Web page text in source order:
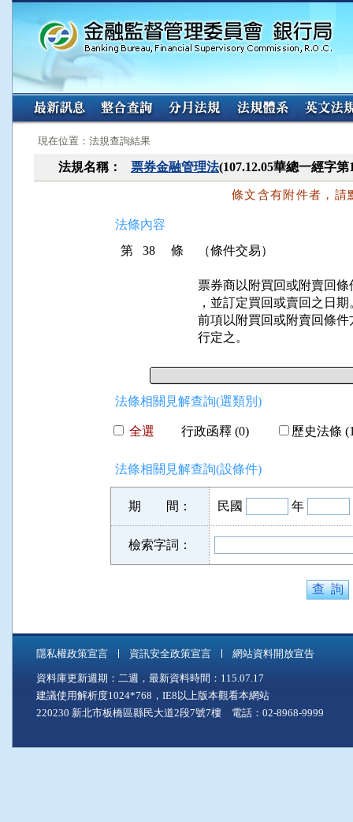
:::
現在位置：法規查詢結果
法規名稱： 票券金融管理法(107.12.05華總一經字
條文含有附件者，請
法條內容
第 38 條
（條件交易）
票券商以附買回或附賣回
，並訂定買回或賣回之日期
前項以附買回或附賣回條
行定之。
法條相關見解查詢(選類別)
全選 行政函釋 (0) 歷史法條
法條相關見解查詢(設條件)
期 間： 民國 年
檢索字詞：
隱私權政策宣言 資訊安全政策宣言 網站資料開放宣告
資料庫更新週期：二週，最新資料時間：115.07.17
建議使用解析度1024*768，IE8以上版本觀看本網站
220230 新北市板橋區縣民大道2段7號7樓 電話：02-8968-9999